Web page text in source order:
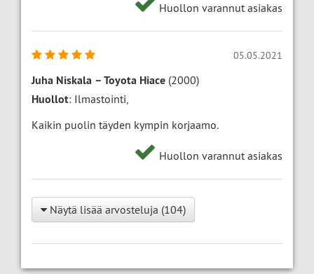
Huollon varannut asiakas
05.05.2021
Juha Niskala –Toyota Hiace (2000)
Huollot: Ilmastointi,
Kaikin puolin täyden kympin korjaamo.
Huollon varannut asiakas
Näytä lisää arvosteluja (104)